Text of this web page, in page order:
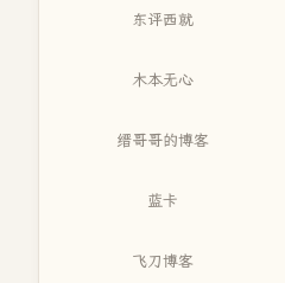
东评西就
木本无心
缙哥哥的博客
蓝卡
飞刀博客